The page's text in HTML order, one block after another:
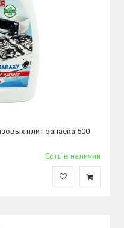
плит запаска 500
Есть в наличии